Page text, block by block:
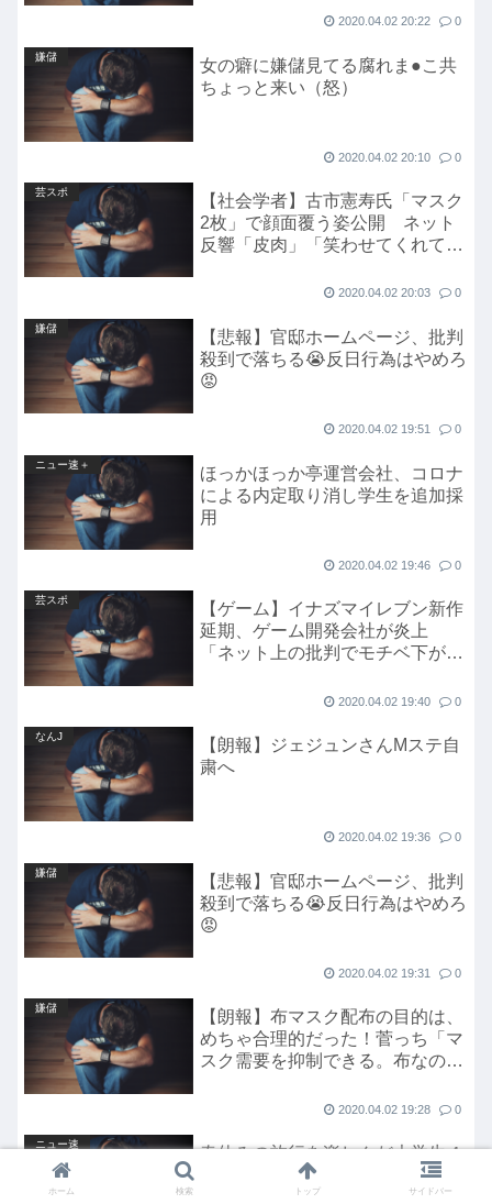
2020.04.02 20:22 0
嫌儲
女の癖に嫌儲見てる腐れま●こ共
ちょっと来い（怒）
2020.04.02 20:10 0
芸スポ
【社会学者】古市憲寿氏「マスク
2枚」で顔面覆う姿公開 ネット
反響「皮肉」「笑わせてくれてあ
2020.04.02 20:03 0
嫌儲
【悲報】官邸ホームページ、批判
殺到で落ちる😭反日行為はやめろ
😡
2020.04.02 19:51 0
ニュー速＋
ほっかほっか亭運営会社、コロナ
による内定取り消し学生を追加採
用
2020.04.02 19:46 0
芸スポ
【ゲーム】イナズマイレブン新作
延期、ゲーム開発会社が炎上
「ネット上の批判でモチベ下が
2020.04.02 19:40 0
なんJ
【朗報】ジェジュンさんMステ自
粛へ
2020.04.02 19:36 0
嫌儲
【悲報】官邸ホームページ、批判
殺到で落ちる😭反日行為はやめろ
😡
2020.04.02 19:31 0
嫌儲
【朗報】布マスク配布の目的は、
めちゃ合理的だった！菅っち「マ
スク需要を抑制できる。布なので
2020.04.02 19:28 0
ニュー速
春休みの旅行を楽しんだ大学生４
４人が新型コロナ感染 政権の自
粛勧告を無視 米テキサス州
ホーム 検索 トップ サイドバー